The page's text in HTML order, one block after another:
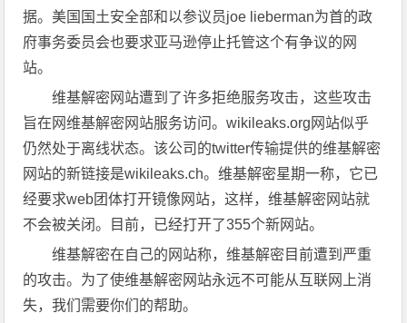
据。美国国土安全部和以参议员joe lieberman为首的政
府事务委员会也要求亚马逊停止托管这个有争议的网
站。
维基解密网站遭到了许多拒绝服务攻击，这些攻击
旨在网维基解密网站服务访问。wikileaks.org网站似乎
仍然处于离线状态。该公司的twitter传输提供的维基解密
网站的新链接是wikileaks.ch。维基解密星期一称，它已
经要求web团体打开镜像网站，这样，维基解密网站就
不会被关闭。目前，已经打开了355个新网站。
维基解密在自己的网站称，维基解密目前遭到严重
的攻击。为了使维基解密网站永远不可能从互联网上消
失，我们需要你们的帮助。